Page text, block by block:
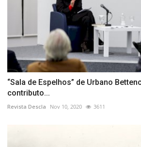
“Sala de Espelhos” de Urbano
contributo...
Revista Descla Nov 10, 2020 3611